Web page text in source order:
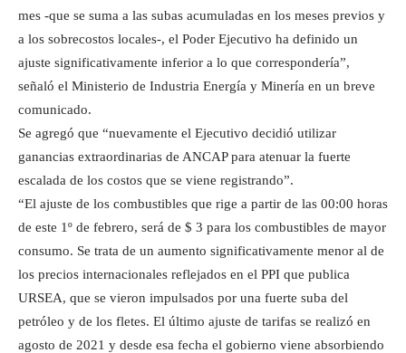
mes -que se suma a las subas acumuladas en los meses previos y
a los sobrecostos locales-, el Poder Ejecutivo ha definido un
ajuste significativamente inferior a lo que correspondería”,
señaló el Ministerio de Industria Energía y Minería en un breve
comunicado.
Se agregó que “nuevamente el Ejecutivo decidió utilizar
ganancias extraordinarias de ANCAP para atenuar la fuerte
escalada de los costos que se viene registrando”.
“El ajuste de los combustibles que rige a partir de las 00:00 horas
de este 1º de febrero, será de $ 3 para los combustibles de mayor
consumo. Se trata de un aumento significativamente menor al de
los precios internacionales reflejados en el PPI que publica
URSEA, que se vieron impulsados por una fuerte suba del
petróleo y de los fletes. El último ajuste de tarifas se realizó en
agosto de 2021 y desde esa fecha el gobierno viene absorbiendo